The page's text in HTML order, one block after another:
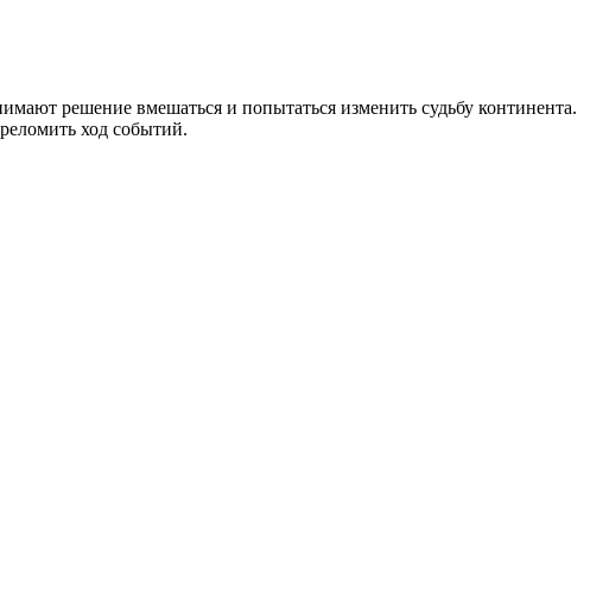
решение вмешаться и попытаться изменить судьбу континента.
ход событий.